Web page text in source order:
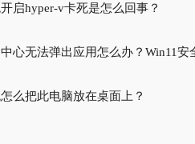
启hyper-v卡死是怎么回事？
无法弹出应用怎么办？Win11安全中心无法弹出
么把此电脑放在桌面上？